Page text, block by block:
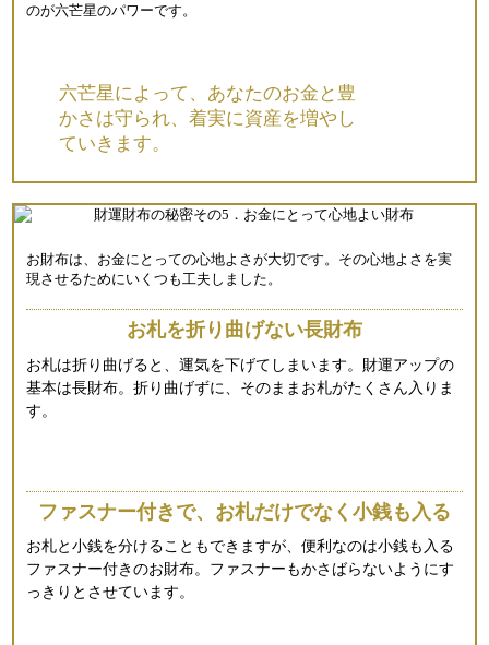
のが六芒星のパワーです。
六芒星によって、あなたのお金と豊
かさは守られ、着実に資産を増やし
ていきます。
お財布は、お金にとっての心地よさが大切です。その心地よさを実
現させるためにいくつも工夫しました。
お札を折り曲げない長財布
お札は折り曲げると、運気を下げてしまいます。財運アップの
基本は長財布。折り曲げずに、そのままお札がたくさん入りま
す。
ファスナー付きで、お札だけでなく小銭も入る
お札と小銭を分けることもできますが、便利なのは小銭も入る
ファスナー付きのお財布。ファスナーもかさばらないようにす
っきりとさせています。